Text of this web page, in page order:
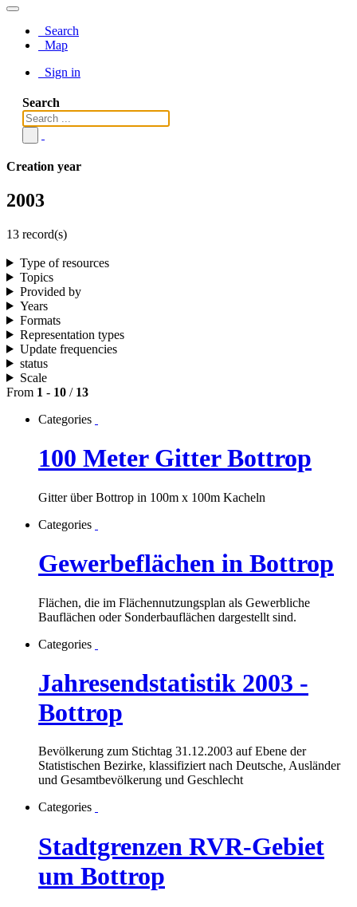
Search
Map
Sign in
Search
Creation year
2003
13 record(s)
Type of resources
Topics
Provided by
Years
Formats
Representation types
Update frequencies
status
Scale
From 1 - 10 / 13
Categories
100 Meter Gitter Bottrop
Gitter über Bottrop in 100m x 100m Kacheln
Categories
Gewerbeflächen in Bottrop
Flächen, die im Flächennutzungsplan als Gewerbliche
Bauflächen oder Sonderbauflächen dargestellt sind.
Categories
Jahresendstatistik 2003 -
Bottrop
Bevölkerung zum Stichtag 31.12.2003 auf Ebene der
Statistischen Bezirke, klassifiziert nach Deutsche, Ausländer
und Gesamtbevölkerung und Geschlecht
Categories
Stadtgrenzen RVR-Gebiet
um Bottrop